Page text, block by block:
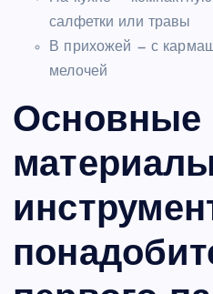
салфетки или травы
В прихожей — с
мелочей
Основные